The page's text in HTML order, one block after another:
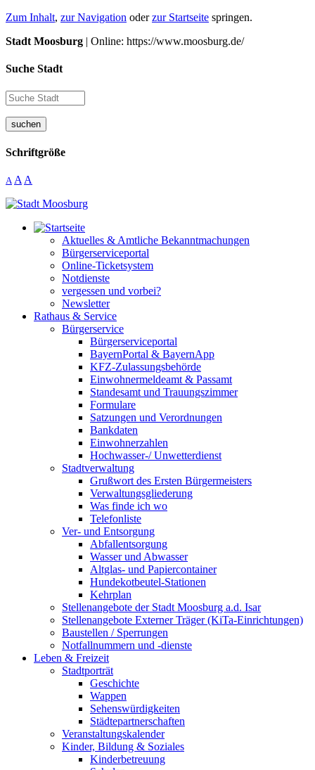
Zum Inhalt, zur Navigation oderzur Startseite springen.
Stadt Moosburg | Online: https://www.moosburg.de/
Suche Stadt
suchen
Schriftgröße
A A A
Aktuelles & Amtliche Bekanntmachungen
Bürgerserviceportal
Online-Ticketsystem
Notdienste
vergessen und vorbei?
Newsletter
Rathaus & Service
Bürgerservice
Bürgerserviceportal
BayernPortal & BayernApp
KFZ-Zulassungsbehörde
Einwohnermeldeamt & Passamt
Standesamt und Trauungszimmer
Formulare
Satzungen und Verordnungen
Bankdaten
Einwohnerzahlen
Hochwasser-/ Unwetterdienst
Stadtverwaltung
Grußwort des Ersten Bürgermeisters
Verwaltungsgliederung
Was finde ich wo
Telefonliste
Ver- und Entsorgung
Abfallentsorgung
Wasser und Abwasser
Altglas- und Papiercontainer
Hundekotbeutel-Stationen
Kehrplan
Stellenangebote der Stadt Moosburg a.d. Isar
Stellenangebote Externer Träger (KiTa-Einrichtungen)
Baustellen / Sperrungen
Notfallnummern und -dienste
Leben & Freizeit
Stadtporträt
Geschichte
Wappen
Sehenswürdigkeiten
Städtepartnerschaften
Veranstaltungskalender
Kinder, Bildung & Soziales
Kinderbetreuung